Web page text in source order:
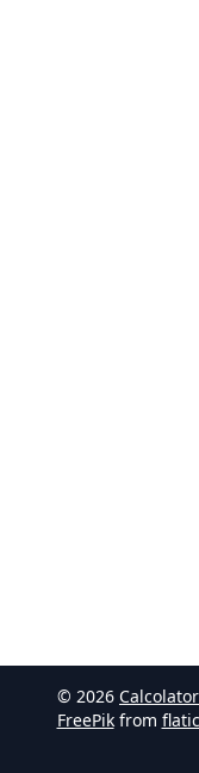
© 2026
FreePik from